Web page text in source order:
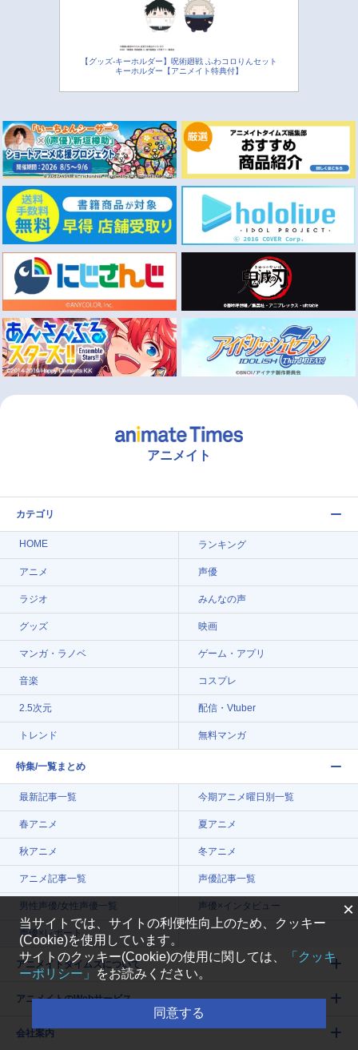
【グッズ-キーホルダー】呪術廻戦 ふわコロりんセット
キーホルダー【アニメイト特典付】
アニメイト
カテゴリ
HOME ランキング
アニメ 声優
ラジオ みんなの声
グッズ 映画
マンガ・ラノベ ゲーム・アプリ
音楽 コスプレ
2.5次元 配信・Vtuber
トレンド 無料マンガ
特集/一覧まとめ
最新記事一覧 今期アニメ曜日別一覧
春アニメ 夏アニメ
秋アニメ 冬アニメ
アニメ記事一覧 声優記事一覧
男性声優/女性声優一覧 声優×インタビュー
声優×レポート
アニメイトタイムズについて
アニメイトのWebサービス
会社案内
×
当サイトでは、サイトの利便性向上のため、クッキー
(Cookie)を使用しています。
サイトのクッキー(Cookie)の使用に関しては、
「クッキ
ーポリシー」
をお読みください。
同意する